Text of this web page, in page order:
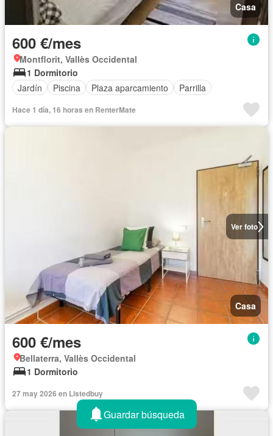
Casa
600 €/mes
Montflorit, Vallès Occidental
1 Dormitorio
Jardín
Piscina Plaza aparcamiento Parrilla
Hace 1 día, 16 horas en RenterMate
Ver foto
Casa
600 €/mes
Bellaterra, Vallès Occidental
1 Dormitorio
27 may 2026 en Listedbuy
Guardar búsqueda